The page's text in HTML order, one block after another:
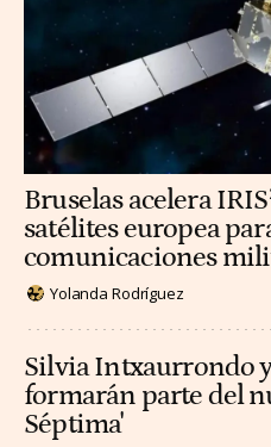
Bruselas acelera
satélites europea
comunicaciones
Yolanda Rodríguez
Silvia Intxaurrondo
formarán parte del
Séptima'